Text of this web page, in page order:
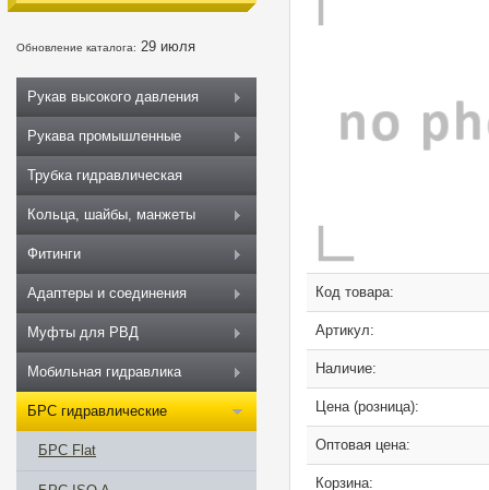
Код товара:
Артикул:
Наличие:
Цена (розница):
Оптовая цена:
Корзина:
Обновление каталога: 29 июля
Рукав высокого давления
Рукава промышленные
Трубка гидравлическая
Кольца, шайбы, манжеты
Фитинги
Адаптеры и соединения
Муфты для РВД
Мобильная гидравлика
БРС гидравлические
БРС Flat